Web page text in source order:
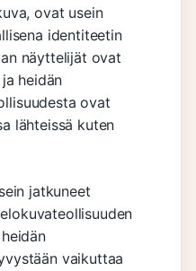
ovat usein
identiteetin
näyttelijät ovat
heidän
ovat
lähteissä kuten
jatkuneet
vaikuttaa